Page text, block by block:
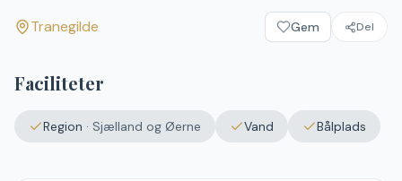
Tranegilde Gem Del
Faciliteter
Region · Sjælland og Øerne Vand Bålplads